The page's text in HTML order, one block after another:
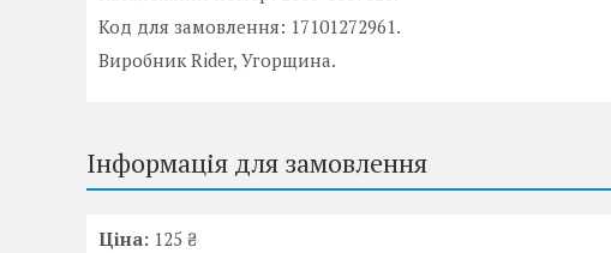
Код для замовлення: 17101272961.
Виробник Rider, Угорщина.
Інформація для замовлення
Ціна: 125 ₴